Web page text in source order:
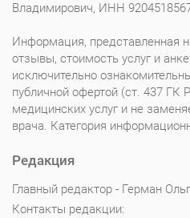
Владимирович, ИНН
Информация, представленная
отзывы, стоимость услуг и
исключительно
публичной офертой (ст. 437 ГК
медицинских услуг и не
врача. Категория
Редакция
Главный редактор - Герман
Контакты редакции: